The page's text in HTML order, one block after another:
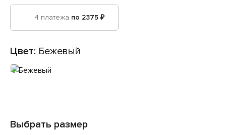
4 платежа по 2375 ₽
Цвет: Бежевый
Выбрать размер